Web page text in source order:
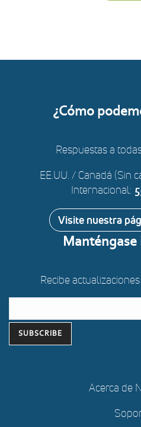
¿Cómo
Respuestas a
EE.UU. / Canadá (Sin
Internacional:
Visite nuestra
Recibe
Acerca de